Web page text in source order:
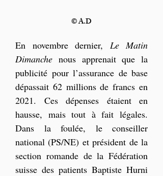
© A.D
En novembre dernier, Le Matin
Dimanche nous apprenait que la
publicité pour l’assurance de base
dépassait 62 millions de francs en
2021. Ces dépenses étaient en
hausse, mais tout à fait légales.
Dans la foulée, le conseiller
national (PS/NE) et président de la
section romande de la Fédération
suisse des patients Baptiste Hurni